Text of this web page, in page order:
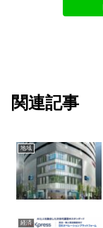
関連記事
地域
経済